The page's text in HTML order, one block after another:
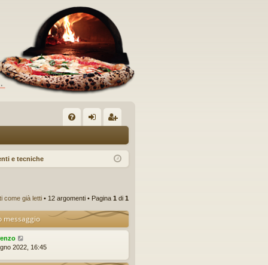
Q in riv
e tecniche
come già letti • 12 argomenti • Pagina 1 di 1
messaggio
2022, 16:45